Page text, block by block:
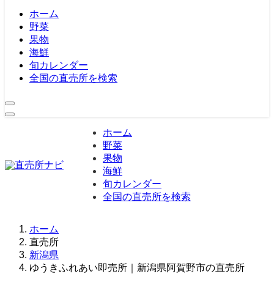
ホーム
野菜
果物
海鮮
旬カレンダー
全国の直売所を検索
ホーム
野菜
果物
海鮮
旬カレンダー
全国の直売所を検索
ホーム
直売所
新潟県
ゆうきふれあい即売所｜新潟県阿賀野市の直売所